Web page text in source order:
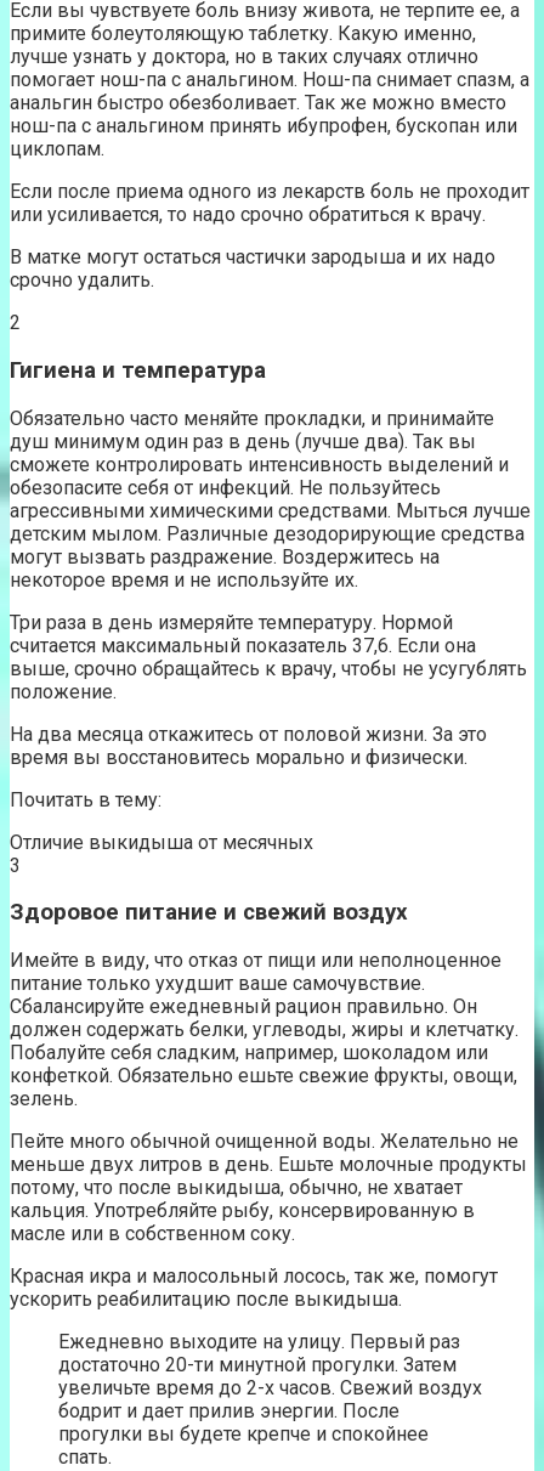
Если вы чувствуете боль внизу живота, не терпите ее, а
примите болеутоляющую таблетку. Какую именно,
лучше узнать у доктора, но в таких случаях отлично
помогает нош-па с анальгином. Нош-па снимает спазм, а
анальгин быстро обезболивает. Так же можно вместо
нош-па с анальгином принять ибупрофен, бускопан или
циклопам.
Если после приема одного из лекарств боль не проходит
или усиливается, то надо срочно обратиться к врачу.
В матке могут остаться частички зародыша и их надо
срочно удалить.
2
Гигиена и температура
Обязательно часто меняйте прокладки, и принимайте
душ минимум один раз в день (лучше два). Так вы
сможете контролировать интенсивность выделений и
обезопасите себя от инфекций. Не пользуйтесь
агрессивными химическими средствами. Мыться лучше
детским мылом. Различные дезодорирующие средства
могут вызвать раздражение. Воздержитесь на
некоторое время и не используйте их.
Три раза в день измеряйте температуру. Нормой
считается максимальный показатель 37,6. Если она
выше, срочно обращайтесь к врачу, чтобы не усугублять
положение.
На два месяца откажитесь от половой жизни. За это
время вы восстановитесь морально и физически.
Почитать в тему:
Отличие выкидыша от месячных
3
Здоровое питание и свежий воздух
Имейте в виду, что отказ от пищи или неполноценное
питание только ухудшит ваше самочувствие.
Сбалансируйте ежедневный рацион правильно. Он
должен содержать белки, углеводы, жиры и клетчатку.
Побалуйте себя сладким, например, шоколадом или
конфеткой. Обязательно ешьте свежие фрукты, овощи,
зелень.
Пейте много обычной очищенной воды. Желательно не
меньше двух литров в день. Ешьте молочные продукты
потому, что после выкидыша, обычно, не хватает
кальция. Употребляйте рыбу, консервированную в
масле или в собственном соку.
Красная икра и малосольный лосось, так же, помогут
ускорить реабилитацию после выкидыша.
Ежедневно выходите на улицу. Первый раз
достаточно 20-ти минутной прогулки. Затем
увеличьте время до 2-х часов. Свежий воздух
бодрит и дает прилив энергии. После
прогулки вы будете крепче и спокойнее
спать.